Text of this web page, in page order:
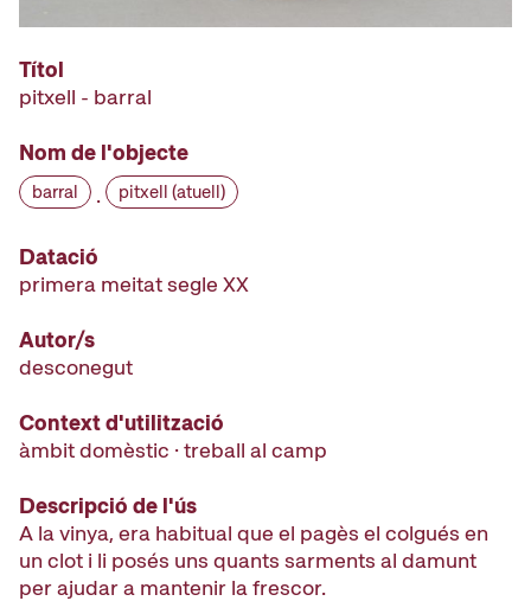
Títol
pitxell - barral
Nom de l'objecte
barral · pitxell (atuell)
Datació
primera meitat segle XX
Autor/s
desconegut
Context d'utilització
àmbit domèstic · treball al camp
Descripció de l'ús
A la vinya, era habitual que el pagès el colgués en
un clot i li posés uns quants sarments al damunt
per ajudar a mantenir la frescor.